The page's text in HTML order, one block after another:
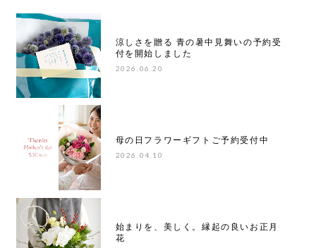
涼しさを贈る 青の暑中見舞いの予約受
付を開始しました
2026.06.20
母の日フラワーギフトご予約受付中
2026.04.10
始まりを、美しく。縁起の良いお正月
花